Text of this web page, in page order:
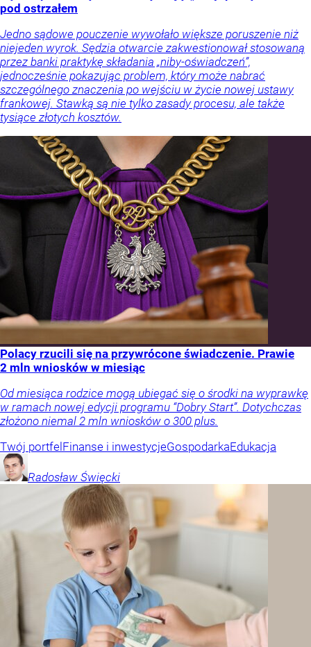
pod ostrzałem
Jedno sądowe pouczenie wywołało większe poruszenie niż
niejeden wyrok. Sędzia otwarcie zakwestionował stosowaną
przez banki praktykę składania „niby-oświadczeń”,
jednocześnie pokazując problem, który może nabrać
szczególnego znaczenia po wejściu w życie nowej ustawy
frankowej. Stawką są nie tylko zasady procesu, ale także
tysiące złotych kosztów.
Polacy rzucili się na przywrócone świadczenie. Prawie
2 mln wniosków w miesiąc
Od miesiąca rodzice mogą ubiegać się o środki na wyprawkę
w ramach nowej edycji programu “Dobry Start”. Dotychczas
złożono niemal 2 mln wniosków o 300 plus.
Twój portfelFinanse i inwestycjeGospodarkaEdukacja
Radosław Święcki